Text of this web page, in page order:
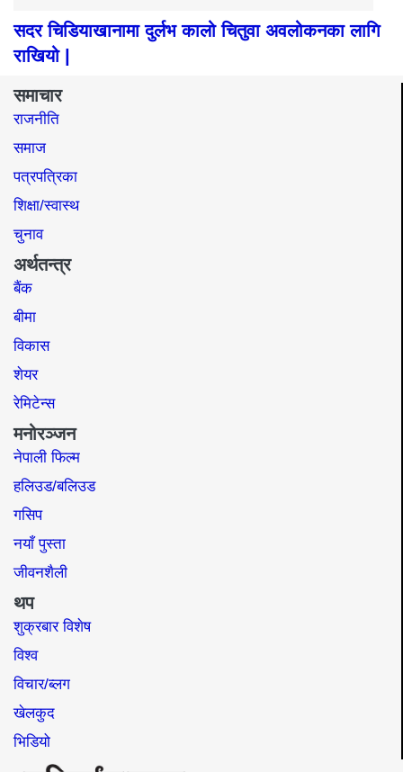
सदर चिडियाखानामा दुर्लभ कालो चितुवा अवलोकनका लागि
राखियो |
समाचार
राजनीति
समाज​
पत्रपत्रिका
शिक्षा/स्वास्थ
चुनाव
अर्थतन्त्र
बैंक
बीमा
विकास
शेयर
रेमिटेन्स
मनोरञ्जन
नेपाली फिल्म
हलिउड/बलिउड
गसिप
नयाँ पुस्ता
जीवनशैली
थप
शुक्रबार विशेष
विश्व
विचार/ब्लग
खेलकुद
भिडियो